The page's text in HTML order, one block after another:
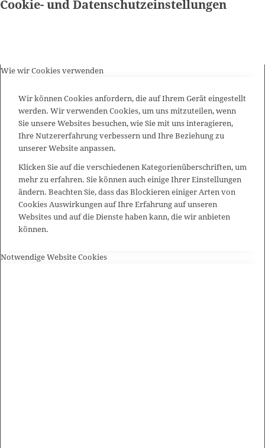
Cookie- und Datenschutzeinstellungen
Wie wir Cookies verwenden
Wir können Cookies anfordern, die auf Ihrem Gerät eingestellt
werden. Wir verwenden Cookies, um uns mitzuteilen, wenn
Sie unsere Websites besuchen, wie Sie mit uns interagieren,
Ihre Nutzererfahrung verbessern und Ihre Beziehung zu
unserer Website anpassen.
Klicken Sie auf die verschiedenen Kategorienüberschriften, um
mehr zu erfahren. Sie können auch einige Ihrer Einstellungen
ändern. Beachten Sie, dass das Blockieren einiger Arten von
Cookies Auswirkungen auf Ihre Erfahrung auf unseren
Websites und auf die Dienste haben kann, die wir anbieten
können.
Notwendige Website Cookies